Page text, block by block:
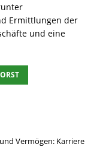
Ermittlungen der
und eine
Vermögen: Karriere